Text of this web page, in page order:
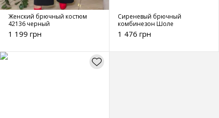
Женский брючный костюм
42136 черный
1 199 грн
Сиреневый брючный
комбинезон Шоле
1 476 грн